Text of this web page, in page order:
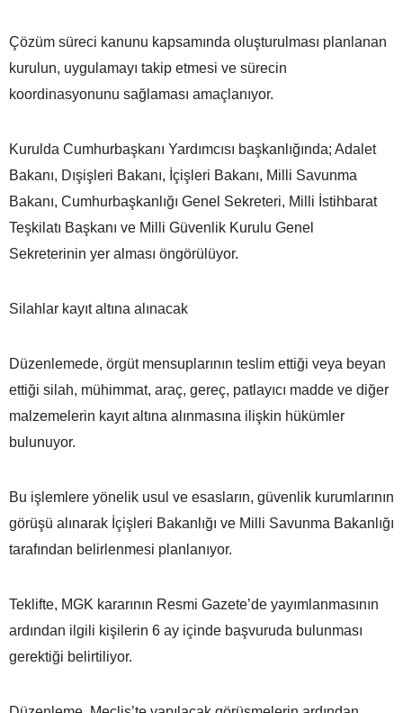
Çözüm süreci kanunu kapsamında oluşturulması planlanan
kurulun, uygulamayı takip etmesi ve sürecin
koordinasyonunu sağlaması amaçlanıyor.
Kurulda Cumhurbaşkanı Yardımcısı başkanlığında; Adalet
Bakanı, Dışişleri Bakanı, İçişleri Bakanı, Milli Savunma
Bakanı, Cumhurbaşkanlığı Genel Sekreteri, Milli İstihbarat
Teşkilatı Başkanı ve Milli Güvenlik Kurulu Genel
Sekreterinin yer alması öngörülüyor.
Silahlar kayıt altına alınacak
Düzenlemede, örgüt mensuplarının teslim ettiği veya beyan
ettiği silah, mühimmat, araç, gereç, patlayıcı madde ve diğer
malzemelerin kayıt altına alınmasına ilişkin hükümler
bulunuyor.
Bu işlemlere yönelik usul ve esasların, güvenlik kurumlarının
görüşü alınarak İçişleri Bakanlığı ve Milli Savunma Bakanlığı
tarafından belirlenmesi planlanıyor.
Teklifte, MGK kararının Resmi Gazete’de yayımlanmasının
ardından ilgili kişilerin 6 ay içinde başvuruda bulunması
gerektiği belirtiliyor.